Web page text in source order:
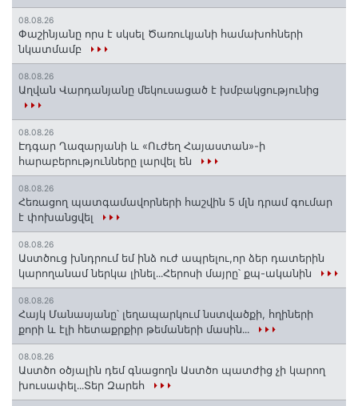
08.08.26
Փաշինյանը որս է սկսել Ծառուկյանի համախոհների
նկատմամբ
08.08.26
Աղվան Վարդանյանը մեկուսացած է խմբակցությունից
08.08.26
Էդգար Ղազարյանի և «Ուժեղ Հայաստան»-ի
հարաբերությունները լարվել են
08.08.26
Հեռացող պատգամավորների հաշվին 5 մլն դրամ գումար
է փոխանցվել
08.08.26
Աստծուց խնդրում եմ ինձ ուժ ապրելու,որ ձեր դատերին
կարողանամ ներկա լինել․․․Հերոսի մայրը՝ քպ-ականին
08.08.26
Հայկ Մանասյանը՝ լեղապարկում նստվածքի, հղիների
քորի և էլի հետաքրքիր թեմաների մասին․․․
08.08.26
Աստծո օծյալին դեմ գնացողն Աստծո պատժից չի կարող
խուսափել․․․Տեր Զարեհ